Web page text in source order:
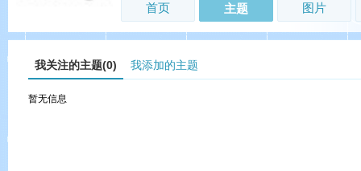
首页 主题 图片
我关注的主题(0) 我添加的主题
暂无信息